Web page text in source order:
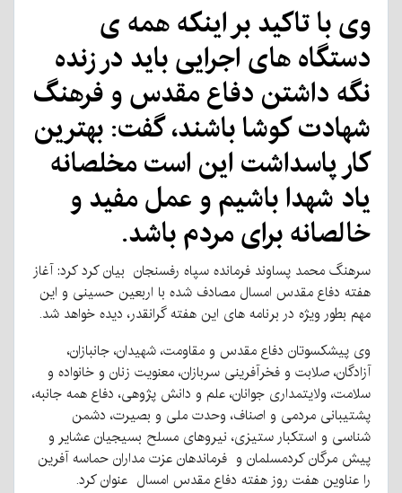
وی با تاکید بر اینکه همه ی
دستگاه های اجرایی باید در زنده
نگه داشتن دفاع مقدس و فرهنگ
شهادت کوشا باشند، گفت: بهترین
کار پاسداشت این است مخلصانه
یاد شهدا باشیم و عمل مفید و
خالصانه برای مردم باشد.
سرهنگ محمد پساوند فرمانده سپاه رفسنجان بیان کرد کرد: آغاز
هفته دفاع مقدس امسال مصادف شده با اربعین حسینی و این
مهم بطور ویژه در برنامه های این هفته گرانقدر، دیده خواهد شد.
وی پیشکسوتان دفاع مقدس و مقاومت، شهیدان، جانبازان،
آزادگان، صلابت و فخرآفرینی سربازان، معنویت زنان و خانواده و
سلامت، ولایتمداری جوانان، علم و دانش پژوهی، دفاع همه جانبه،
پشتیبانی مردمی و اصناف، وحدت ملی و بصیرت، دشمن
شناسی و استکبار ستیزی، نیروهای مسلح بسیجیان عشایر و
پیش مرگان کردمسلمان و فرماندهان عزت مداران حماسه آفرین
را عناوین هفت روز هفته دفاع مقدس امسال عنوان کرد.